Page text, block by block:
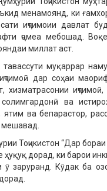
менамоянд, ки
иҷтимоии давлат
ҷомеа мебошад.
миллат аст.
муқаррар
дар соҳаи
хизматрасонии
ва
ва бепарастор,
Тоҷикистон “Дар бораи
ҳуқуқ дорад, ки барои
заруранд. Кӯдак ба